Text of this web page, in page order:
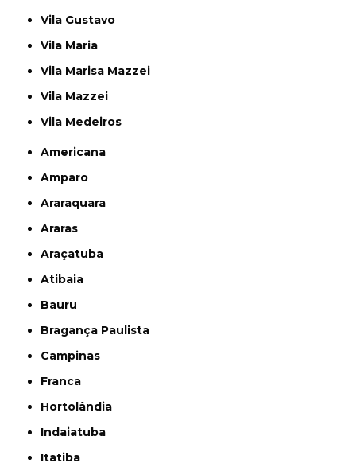
Vila Gustavo
Vila Maria
Vila Marisa Mazzei
Vila Mazzei
Vila Medeiros
Americana
Amparo
Araraquara
Araras
Araçatuba
Atibaia
Bauru
Bragança Paulista
Campinas
Franca
Hortolândia
Indaiatuba
Itatiba